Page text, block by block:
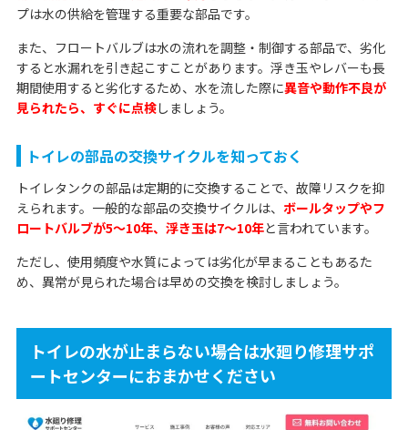
プは水の供給を管理する重要な部品です。
また、フロートバルブは水の流れを調整・制御する部品で、劣化
すると水漏れを引き起こすことがあります。浮き玉やレバーも長
期間使用すると劣化するため、水を流した際に異音や動作不良が
見られたら、すぐに点検しましょう。
トイレの部品の交換サイクルを知っておく
トイレタンクの部品は定期的に交換することで、故障リスクを抑
えられます。一般的な部品の交換サイクルは、 ボールタップやフ
ロートバルブが5〜10年、浮き玉は7〜10年と言われています。
ただし、使用頻度や水質によっては劣化が早まることもあるた
め、異常が見られた場合は早めの交換を検討しましょう。
トイレの水が止まらない場合は水廻り修理サポ
ートセンターにおまかせください